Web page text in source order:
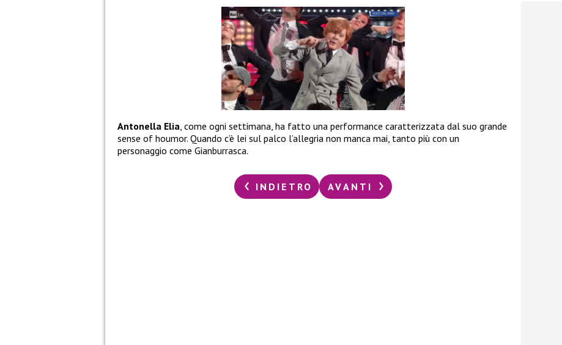
Antonella Elia, come ogni settimana, ha fatto una performance caratterizzata dal suo grande
sense of houmor. Quando c’è lei sul palco l’allegria non manca mai, tanto più con un
personaggio come Gianburrasca.
INDIETRO AVANTI